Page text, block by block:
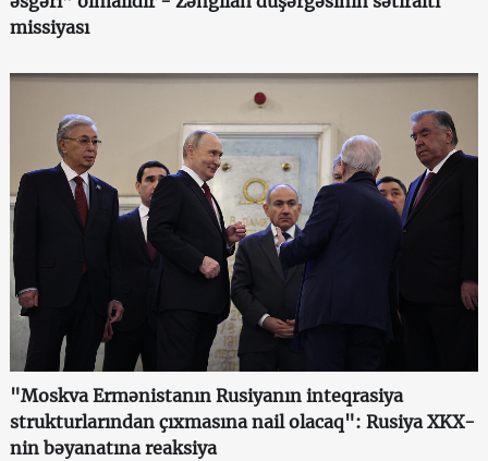
missiyası
"Moskva Ermənistanın Rusiyanın inteqrasiya
strukturlarından çıxmasına nail olacaq": Rusiya XKX-
nin bəyanatına reaksiya